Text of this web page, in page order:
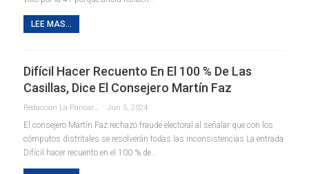
LEE MAS...
Difícil Hacer Recuento En El 100 % De Las
Casillas, Dice El Consejero Martín Faz
Redaccion La Pancarta De Quintana Roo Jun 5, 2024
El consejero Martín Faz rechazó fraude electoral al señalar que con los
cómputos distritales se resolverán todas las inconsistencias La entrada
Difícil hacer recuento en el 100 % de…